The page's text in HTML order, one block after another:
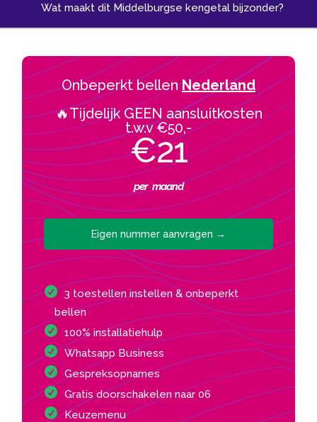
Wat maakt dit Middelburgse kengetal bijzonder?
Onbeperkt bellenNederland
🔥Tijdelijk GEEN aansluitkosten
t.w.v €50,-
€21
per maand
Eigen nummer aanvragen →
3 toestellen instellen & onbeperkt
bellen
100% installatiehulp
Whatsapp Business
Gespreksopnames
Gratis doorschakelen naar 06
Keuzemenu